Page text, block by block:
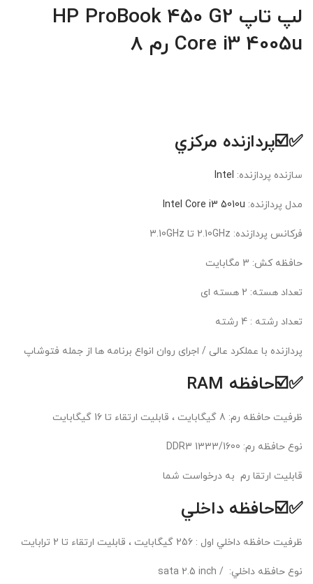
لپ تاپ HP ProBook 450 G2
Core i3 4005u رم 8
✅☑️پردازنده مرکزي
سازنده پردازنده: Intel
مدل پردازنده: Intel Core i3 5010u
فرکانس پردازنده: 2.10GHz تا 3.10GHz
حافظه کش: 3 مگابايت
تعداد هسته: 2 هسته ای
تعداد رشته : 4 رشته
پردازنده با عملکرد عالی / اجرای روان انواع برنامه ها از جمله فتوشاپ
✅☑️حافظه RAM
ظرفيت حافظه رم: 8 گیگابایت ، قابلیت ارتقاء تا 16 گیگابایت
نوع حافظه رم: DDR3 1333/1600
قابلیت ارتقا رم به درخواست شما
✅☑️حافظه داخلي
ظرفيت حافظه داخلي اول : 256 گیگابایت ، قابلیت ارتقاء تا 2 ترابایت
نوع حافظه داخلي: / sata 2.5 inch